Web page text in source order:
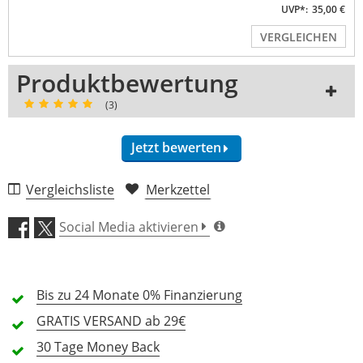
UVP*: 35,00 €
VERGLEICHEN
Produktbewertung
(3)
Jetzt bewerten
3 Rezensionen
5 Sterne
4 Sterne
2 Sterne
1 Sterne
Vergleichsliste Merkzettel
Social Media aktivieren
Bis zu 24 Monate0% Finanzierung
GRATIS VERSAND ab 29€
30 Tage Money Back